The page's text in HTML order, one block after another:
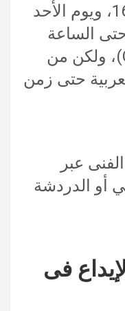
صباحا وحتى الساعة 16:00، ويوم الأحد
ظهرا حتى الساعة
ولكن من
حتى زمن
عبر
أو الدردشة
فى